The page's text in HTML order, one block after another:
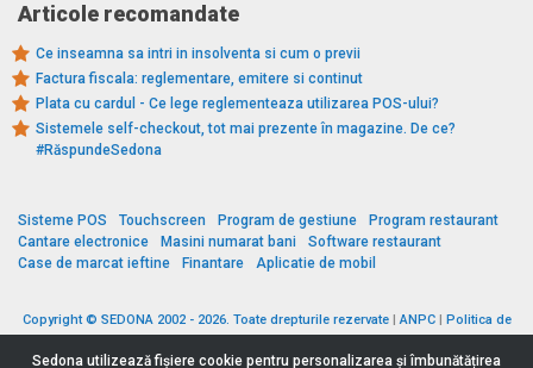
Articole recomandate
Ce inseamna sa intri in insolventa si cum o previi
Factura fiscala: reglementare, emitere si continut
Plata cu cardul - Ce lege reglementeaza utilizarea POS-ului?
Sistemele self-checkout, tot mai prezente în magazine. De ce?
#RăspundeSedona
Sisteme POS Touchscreen Program de gestiune
Program restaurant
Cantare electronice
Masini numarat bani
Software restaurant
Case de marcat ieftine
Finantare Aplicatie de mobil
Copyright © SEDONA 2002 - 2026. Toate drepturile rezervate|ANPC|
Politica de
Sedona utilizează fişiere cookie pentru personalizarea și îmbunătățirea